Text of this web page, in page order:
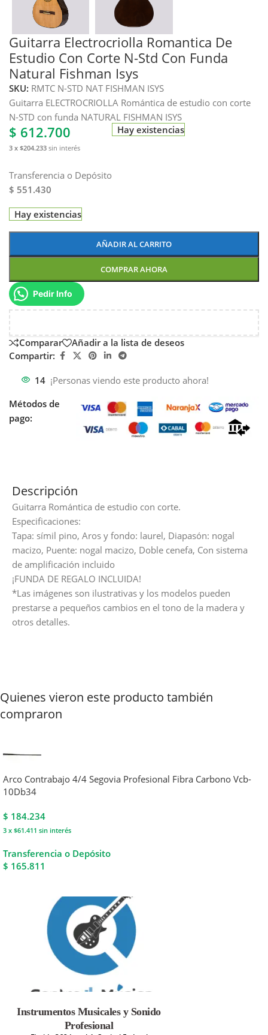
Guitarra Electrocriolla Romantica De
Estudio Con Corte N-Std Con Funda
Natural Fishman Isys
SKU: RMTC N-STD NAT FISHMAN ISYS
Guitarra ELECTROCRIOLLA Romántica de estudio con corte
N-STD con funda NATURAL FISHMAN ISYS
$ 612.700
3 x $204.233 sin interés
Transferencia o Depósito
$ 551.430
Hay existencias
Hay existencias
AÑADIR AL CARRITO
COMPRAR AHORA
Pedir Info
Comparar
Añadir a la lista de deseos
Compartir:
14 ¡Personas viendo este producto ahora!
Métodos de
pago:
Descripción
Guitarra Romántica de estudio con corte.
Especificaciones:
Tapa: símil pino, Aros y fondo: laurel, Diapasón: nogal
macizo, Puente: nogal macizo, Doble cenefa, Con sistema
de amplificación incluido
¡FUNDA DE REGALO INCLUIDA!
*Las imágenes son ilustrativas y los modelos pueden
prestarse a pequeños cambios en el tono de la madera y
otros detalles.
Quienes vieron este producto también
compraron
Arco Contrabajo 4/4 Segovia Profesional Fibra Carbono Vcb-
10Db34
$ 184.234
3 x $61.411 sin interés
Transferencia o Depósito
$ 165.811
Instrumentos Musicales y Sonido
Profesional